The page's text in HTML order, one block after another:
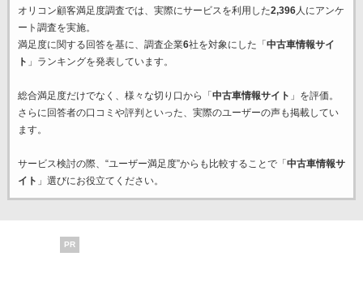
オリコン顧客満足度調査では、実際にサービスを利用した2,396人にアンケ
ート調査を実施。
満足度に関する回答を基に、調査企業6社を対象にした「 中古車情報サイ
ト 」ランキングを発表しています。
総合満足度だけでなく、様々な切り口から「 中古車情報サイト 」を評価。
さらに回答者の口コミや評判といった、実際のユーザーの声も掲載してい
ます。
サービス検討の際、“ユーザー満足度”からも比較することで「 中古車情報サ
イト 」選びにお役立てください。
PR